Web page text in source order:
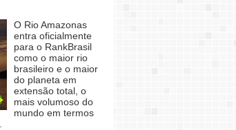
O Rio Amazonas
entra oficialmente
para o RankBrasil
como o maior rio
brasileiro e o maior
do planeta em
extensão total, o
mais volumoso do
mundo em termos